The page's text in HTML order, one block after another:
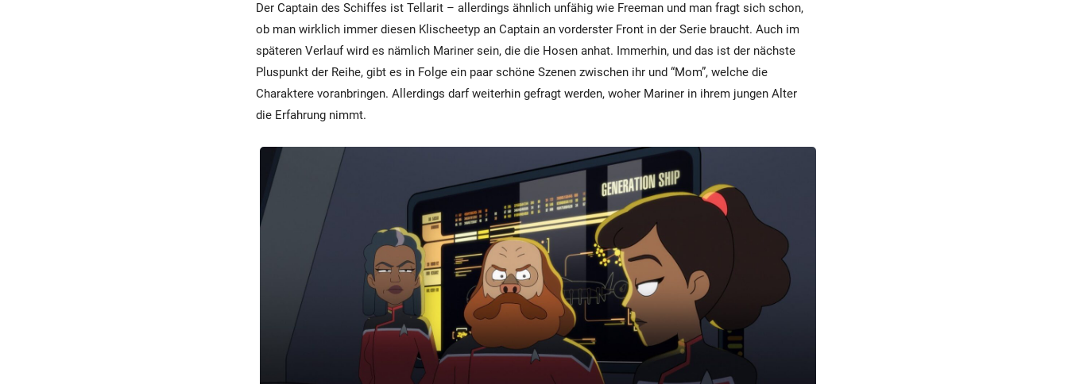
Der Captain des Schiffes ist Tellarit – allerdings ähnlich unfähig wie Freeman und man fragt sich schon,
ob man wirklich immer diesen Klischeetyp an Captain an vorderster Front in der Serie braucht. Auch im
späteren Verlauf wird es nämlich Mariner sein, die die Hosen anhat. Immerhin, und das ist der nächste
Pluspunkt der Reihe, gibt es in Folge ein paar schöne Szenen zwischen ihr und “Mom”, welche die
Charaktere voranbringen. Allerdings darf weiterhin gefragt werden, woher Mariner in ihrem jungen Alter
die Erfahrung nimmt.